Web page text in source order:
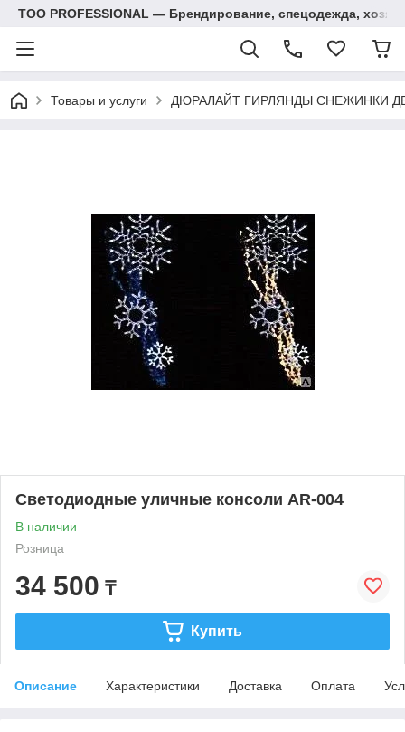
ТОО PROFESSIONAL — Брендирование, спецодежда,
Товары и услуги ДЮРАЛАЙТ ГИРЛЯНДЫ СНЕЖИНКИ
Светодиодные уличные консоли AR-004
В наличии
Розница
34 500 ₸
Купить
Описание Характеристики Доставка Оплата